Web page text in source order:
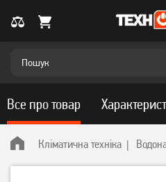
Кліматична техніка
Все про товар